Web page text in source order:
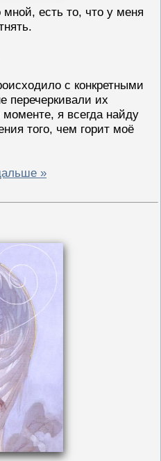
есть то, что у меня
с конкретными
перечеркивали их
я всегда найду
того, чем горит моё
»